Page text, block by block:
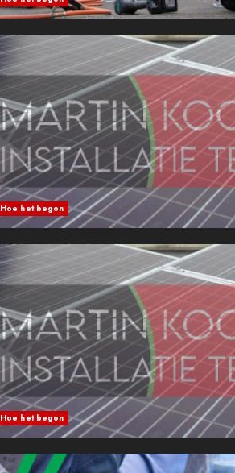
Hoe het begon
Hoe het begon